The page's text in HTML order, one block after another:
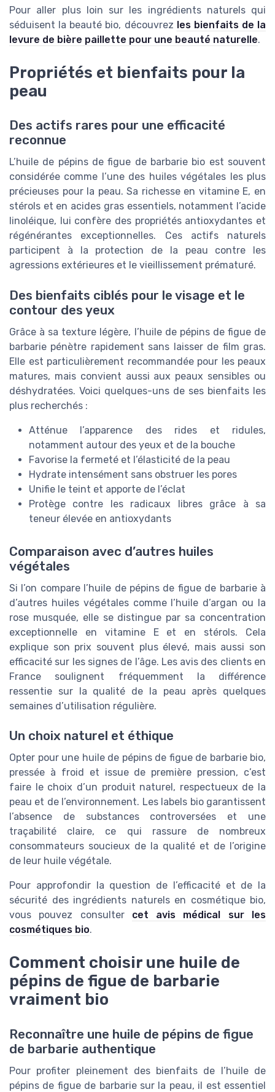
Pour aller plus loin sur les ingrédients naturels qui
séduisent la beauté bio, découvrez les bienfaits de la
levure de bière paillette pour une beauté naturelle.
Propriétés et bienfaits pour la
peau
Des actifs rares pour une efficacité
reconnue
L’huile de pépins de figue de barbarie bio est souvent
considérée comme l’une des huiles végétales les plus
précieuses pour la peau. Sa richesse en vitamine E, en
stérols et en acides gras essentiels, notamment l’acide
linoléique, lui confère des propriétés antioxydantes et
régénérantes exceptionnelles. Ces actifs naturels
participent à la protection de la peau contre les
agressions extérieures et le vieillissement prématuré.
Des bienfaits ciblés pour le visage et le
contour des yeux
Grâce à sa texture légère, l’huile de pépins de figue de
barbarie pénètre rapidement sans laisser de film gras.
Elle est particulièrement recommandée pour les peaux
matures, mais convient aussi aux peaux sensibles ou
déshydratées. Voici quelques-uns de ses bienfaits les
plus recherchés :
Atténue l’apparence des rides et ridules,
notamment autour des yeux et de la bouche
Favorise la fermeté et l’élasticité de la peau
Hydrate intensément sans obstruer les pores
Unifie le teint et apporte de l’éclat
Protège contre les radicaux libres grâce à sa
teneur élevée en antioxydants
Comparaison avec d’autres huiles
végétales
Si l’on compare l’huile de pépins de figue de barbarie à
d’autres huiles végétales comme l’huile d’argan ou la
rose musquée, elle se distingue par sa concentration
exceptionnelle en vitamine E et en stérols. Cela
explique son prix souvent plus élevé, mais aussi son
efficacité sur les signes de l’âge. Les avis des clients en
France soulignent fréquemment la différence
ressentie sur la qualité de la peau après quelques
semaines d’utilisation régulière.
Un choix naturel et éthique
Opter pour une huile de pépins de figue de barbarie bio,
pressée à froid et issue de première pression, c’est
faire le choix d’un produit naturel, respectueux de la
peau et de l’environnement. Les labels bio garantissent
l’absence de substances controversées et une
traçabilité claire, ce qui rassure de nombreux
consommateurs soucieux de la qualité et de l’origine
de leur huile végétale.
Pour approfondir la question de l’efficacité et de la
sécurité des ingrédients naturels en cosmétique bio,
vous pouvez consulter cet avis médical sur les
cosmétiques bio.
Comment choisir une huile de
pépins de figue de barbarie
vraiment bio
Reconnaître une huile de pépins de figue
de barbarie authentique
Pour profiter pleinement des bienfaits de l’huile de
pépins de figue de barbarie sur la peau, il est essentiel